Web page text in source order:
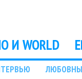
И WORLD